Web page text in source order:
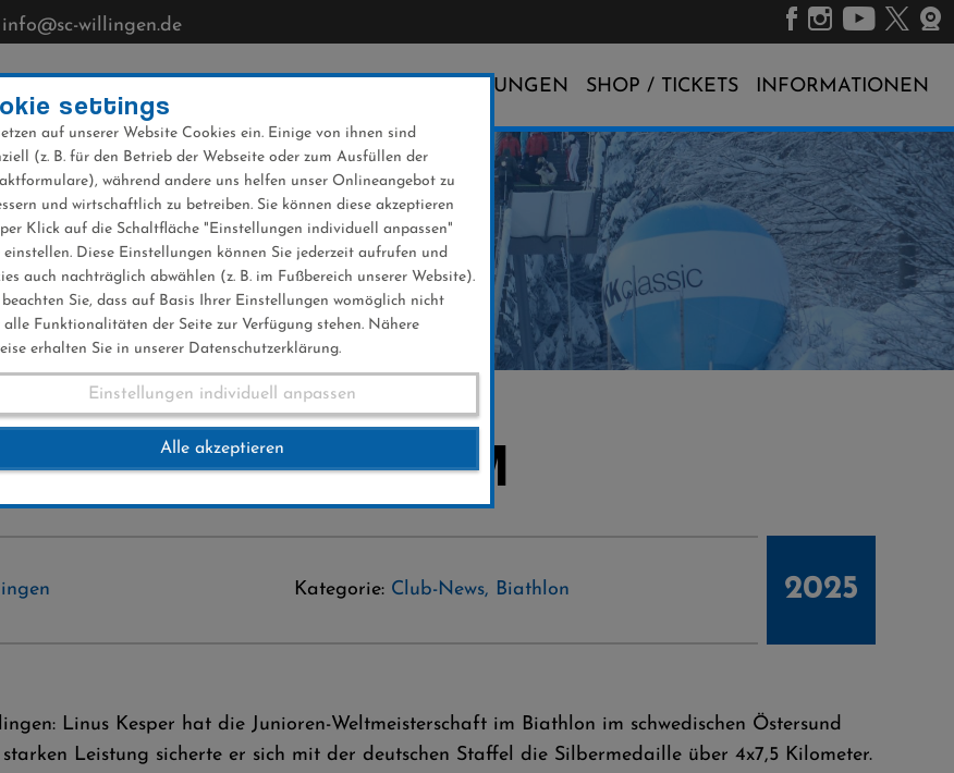
willingen.de
VERANSTALTUNGEN SHOP / TICKETS INFORMATIONEN
bei Junioren-WM
Kategorie: Club-News, Biathlon 2025
Linus Kesper hat die Junioren-Weltmeisterschaft im Biathlon im schwedischen Östersund
Leistung sicherte er sich mit der deutschen Staffel die Silbermedaille über 4x7,5 Kilometer.
settings
auf unserer Website Cookies ein. Einige von ihnen sind
(z. B. für den Betrieb der Webseite oder zum Ausfüllen der
während andere uns helfen unser Onlineangebot zu
und wirtschaftlich zu betreiben. Sie können diese akzeptieren
Klick auf die Schaltfläche "Einstellungen individuell anpassen"
einstellen. Diese Einstellungen können Sie jederzeit aufrufen und
auch nachträglich abwählen (z. B. im Fußbereich unserer Website).
Sie, dass auf Basis Ihrer Einstellungen womöglich nicht
alle Funktionalitäten der Seite zur Verfügung stehen. Nähere
erhalten Sie in unserer Datenschutzerklärung.
Einstellungen individuell anpassen
Alle akzeptieren